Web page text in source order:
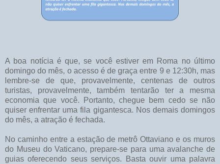
A boa notícia é que, se você estiver em Roma no último
domingo do mês, o acesso é de graça entre 9 e 12:30h, mas
lembre-se de que, provavelmente, centenas de outros
turistas, provavelmente, também tentarão ter a mesma
economia que você. Portanto, chegue bem cedo se não
quiser enfrentar uma fila gigantesca. Nos demais domingos
do mês, a atração é fechada.
No caminho entre a estação de metrô Ottaviano e os muros
do Museu do Vaticano, prepare-se para uma avalanche de
guias oferecendo seus serviços. Basta ouvir uma palavra